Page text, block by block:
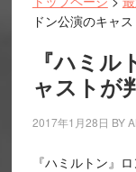
ドン公演のキャ
『ハミ
ャストが
2017年1月28日 BY
『ハミルトン』